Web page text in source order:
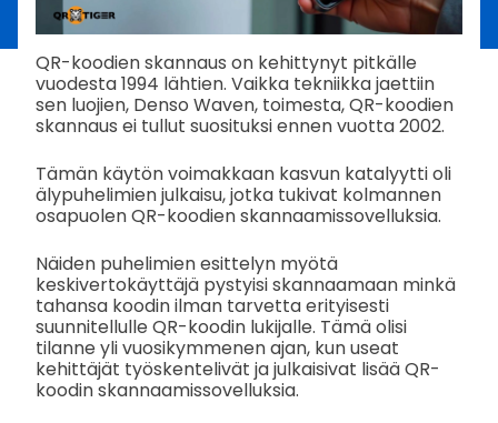
QR-koodien skannaus on kehittynyt pitkälle
vuodesta 1994 lähtien. Vaikka tekniikka jaettiin
sen luojien, Denso Waven, toimesta, QR-koodien
skannaus ei tullut suosituksi ennen vuotta 2002.
Tämän käytön voimakkaan kasvun katalyytti oli
älypuhelimien julkaisu, jotka tukivat kolmannen
osapuolen QR-koodien skannaamissovelluksia.
Näiden puhelimien esittelyn myötä
keskivertokäyttäjä pystyisi skannaamaan minkä
tahansa koodin ilman tarvetta erityisesti
suunnitellulle QR-koodin lukijalle. Tämä olisi
tilanne yli vuosikymmenen ajan, kun useat
kehittäjät työskentelivät ja julkaisivat lisää QR-
koodin skannaamissovelluksia.